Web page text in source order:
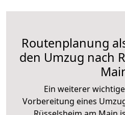
Routenplanung
den Umzug nach
Ein weiterer
Vorbereitung eines